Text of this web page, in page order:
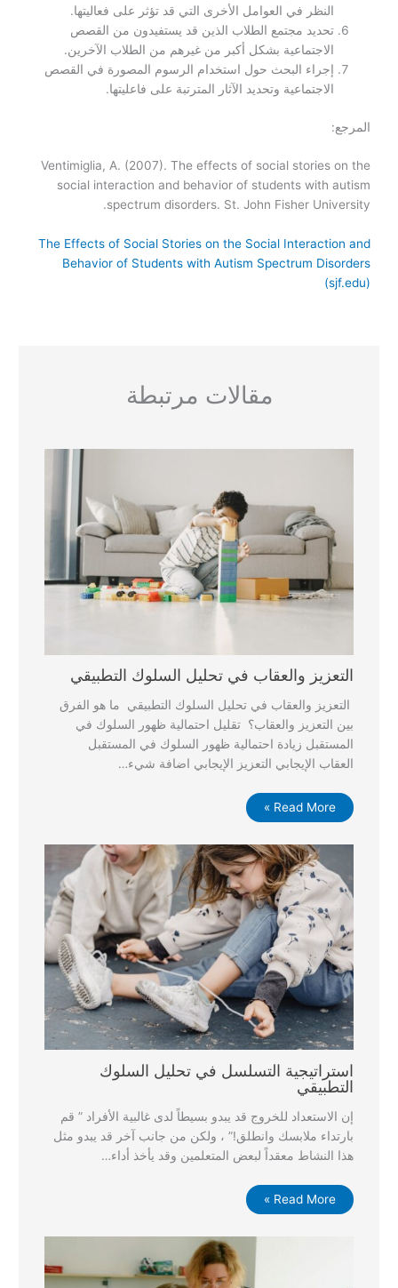
النظر في العوامل الأخرى التي قد تؤثر على فعاليتها.
تحديد مجتمع الطلاب الذين قد يستفيدون من القصص
الاجتماعية بشكل أكبر من غيرهم من الطلاب الآخرين.
إجراء البحث حول استخدام الرسوم المصورة في القصص
الاجتماعية وتحديد الآثار المترتبة على فاعليتها.
المرجع:
Ventimiglia, A. (2007). The effects of social stories on the
social interaction and behavior of students with autism
spectrum disorders. St. John Fisher University.
The Effects of Social Stories on the Social Interaction and
Behavior of Students with Autism Spectrum Disorders
(sjf.edu)
مقالات مرتبطة
التعزيز والعقاب في تحليل السلوك التطبيقي
التعزيز والعقاب في تحليل السلوك التطبيقي ما هو الفرق
بين التعزيز والعقاب؟ تقليل احتمالية ظهور السلوك في
المستقبل زيادة احتمالية ظهور السلوك في المستقبل
العقاب الإيجابي التعزيز الإيجابي اضافة شيء…
Read More »
استراتيجية التسلسل في تحليل السلوك
التطبيقي
إن الاستعداد للخروج قد يبدو بسيطاً لدى غالبية الأفراد ” قم
بارتداء ملابسك وانطلق!” ، ولكن من جانب آخر قد يبدو مثل
هذا النشاط معقداً لبعض المتعلمين وقد يأخذ أداء…
Read More »